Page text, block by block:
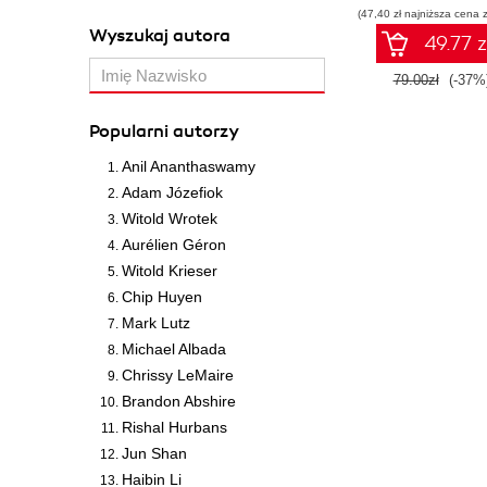
Wyszukaj autora
Popularni autorzy
Anil Ananthaswamy
Adam Józefiok
Witold Wrotek
Aurélien Géron
Witold Krieser
Chip Huyen
Mark Lutz
Michael Albada
Chrissy LeMaire
Brandon Abshire
Rishal Hurbans
Jun Shan
Haibin Li
SQL na
zastosowań.
IV
(47,40 zł najniższa cena
49.77
79.00zł (-